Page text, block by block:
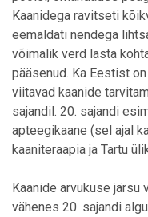
Kaanidega ravitseti
eemaldati nendega
võimalik verd lasta
pääsenud. Ka Eestist
viitavad kaanide
sajandil. 20. sajandi
apteegikaane (sel ajal
kaaniteraapia ja Tartu
Kaanide arvukuse järsu
vähenes 20. sajandi